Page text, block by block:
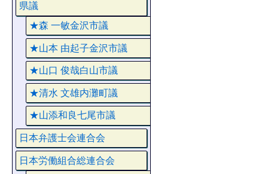
県議
★森 一敏金沢市議
★山本 由起子金沢市議
★山口 俊哉白山市議
★清水 文雄内灘町議
★山添和良七尾市議
日本弁護士会連合会
日本労働組合総連合会